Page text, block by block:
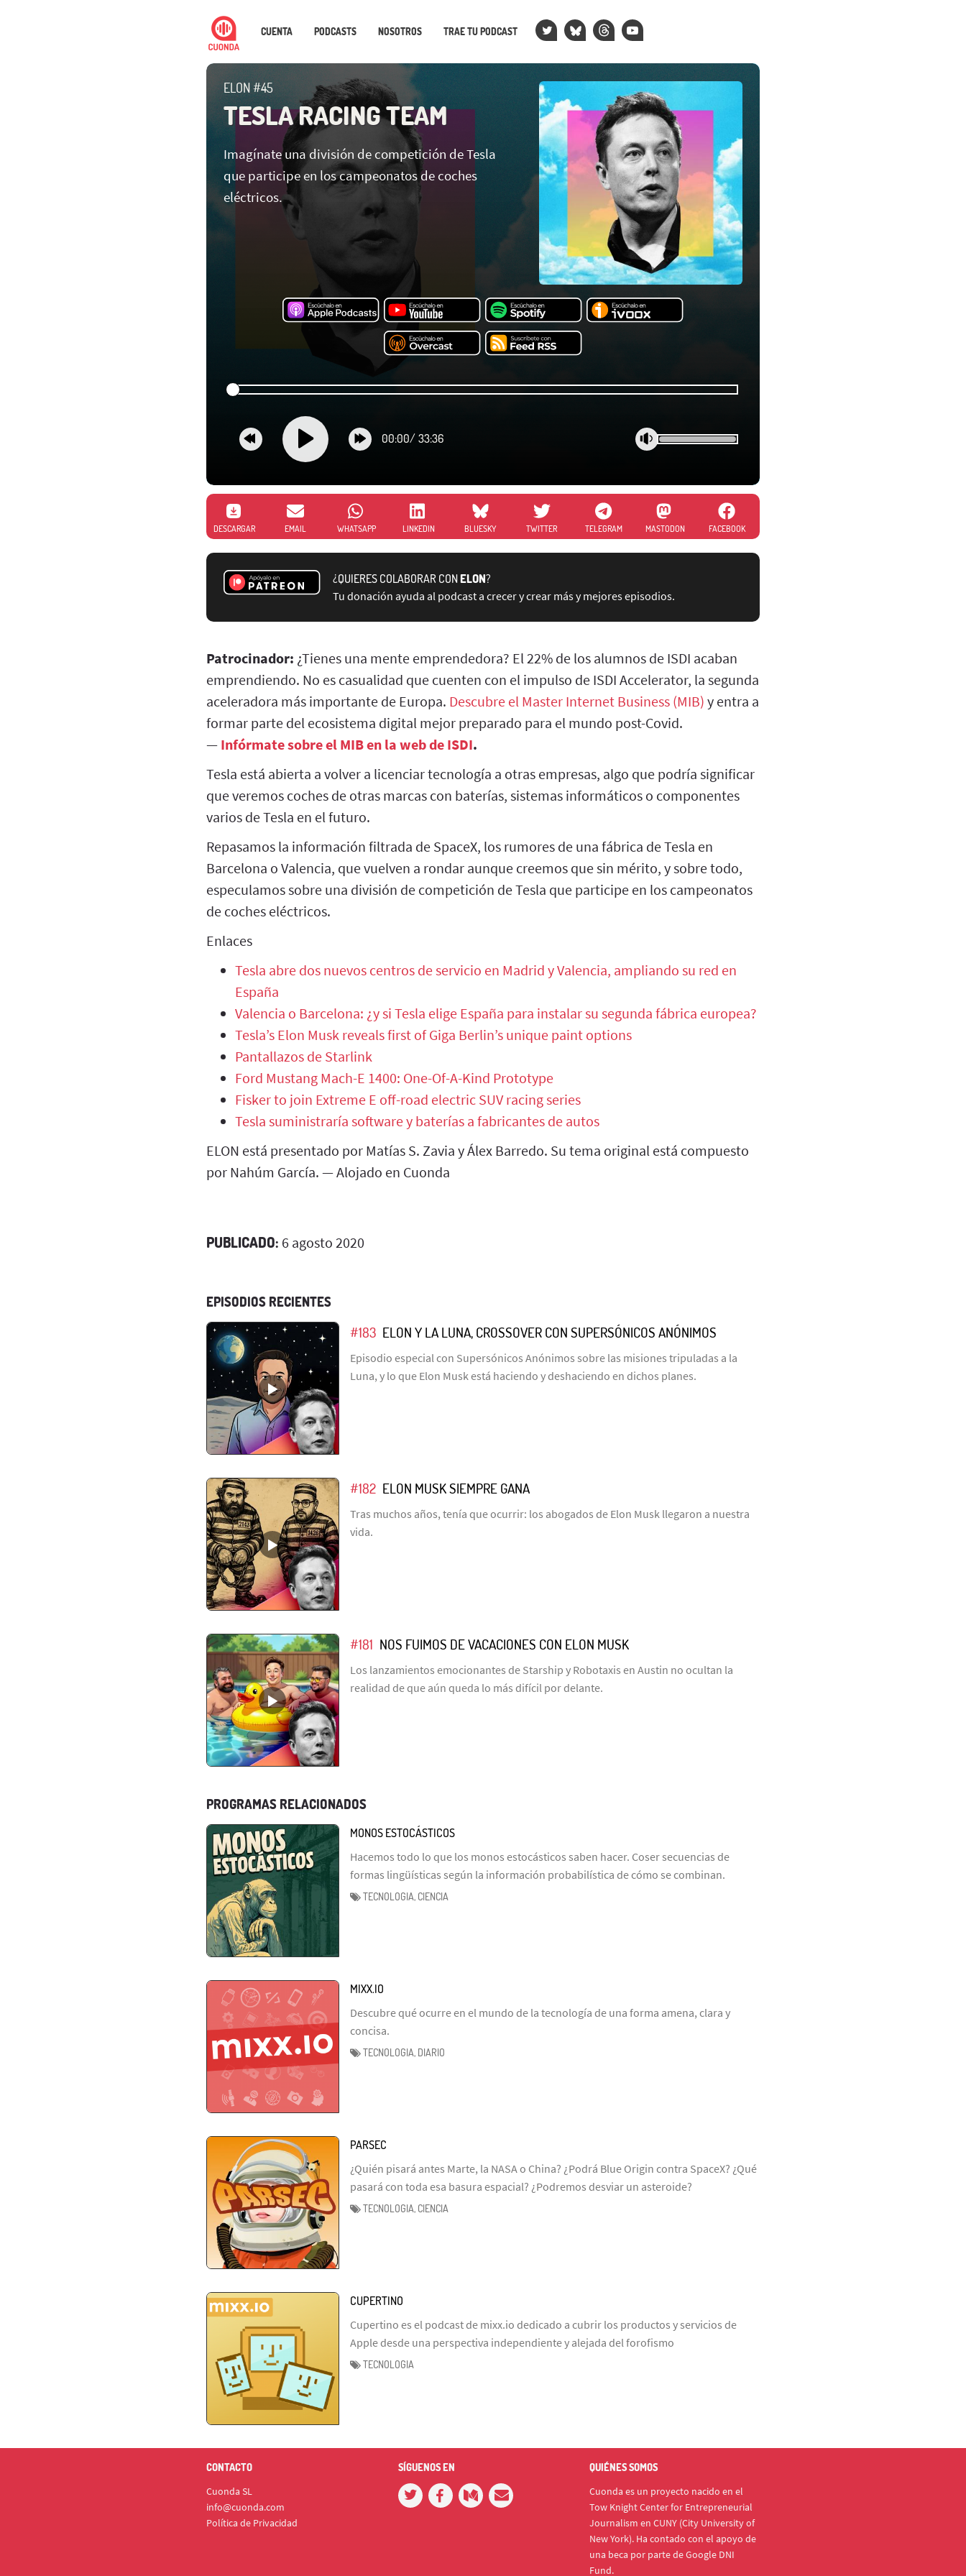
CUENTA PODCASTS NOSOTROS TRAE TU PODCAST
ELON #45
TESLA RACING TEAM
Imagínate una división de competición de Tesla
que participe en los campeonatos de coches
eléctricos.
00:00/ 33:36
DESCARGAR EMAIL WHATSAPP LINKEDIN BLUESKY TWITTER TELEGRAM MASTODON FACEBOOK
¿QUIERES COLABORAR CONELON?
Tu donación ayuda al podcast a crecer y crear más y mejores episodios.
Patrocinador: ¿Tienes una mente emprendedora? El 22% de los alumnos de ISDI acaban
emprendiendo. No es casualidad que cuenten con el impulso de ISDI Accelerator, la segunda
aceleradora más importante de Europa. Descubre el Master Internet Business (MIB) y entra a
formar parte del ecosistema digital mejor preparado para el mundo post-Covid.
— Infórmate sobre el MIB en la web de ISDI.
Tesla está abierta a volver a licenciar tecnología a otras empresas, algo que podría significar
que veremos coches de otras marcas con baterías, sistemas informáticos o componentes
varios de Tesla en el futuro.
Repasamos la información filtrada de SpaceX, los rumores de una fábrica de Tesla en
Barcelona o Valencia, que vuelven a rondar aunque creemos que sin mérito, y sobre todo,
especulamos sobre una división de competición de Tesla que participe en los campeonatos
de coches eléctricos.
Enlaces
Tesla abre dos nuevos centros de servicio en Madrid y Valencia, ampliando su red en
España
Valencia o Barcelona: ¿y si Tesla elige España para instalar su segunda fábrica europea?
Tesla’s Elon Musk reveals first of Giga Berlin’s unique paint options
Pantallazos de Starlink
Ford Mustang Mach-E 1400: One-Of-A-Kind Prototype
Fisker to join Extreme E off-road electric SUV racing series
Tesla suministraría software y baterías a fabricantes de autos
ELON está presentado por Matías S. Zavia y Álex Barredo. Su tema original está compuesto
por Nahúm García. — Alojado en Cuonda
PUBLICADO: 6 agosto 2020
EPISODIOS RECIENTES
#183 ELON Y LA LUNA, CROSSOVER CON SUPERSÓNICOS ANÓNIMOS
Episodio especial con Supersónicos Anónimos sobre las misiones tripuladas a la
Luna, y lo que Elon Musk está haciendo y deshaciendo en dichos planes.
#182 ELON MUSK SIEMPRE GANA
Tras muchos años, tenía que ocurrir: los abogados de Elon Musk llegaron a nuestra
vida.
#181 NOS FUIMOS DE VACACIONES CON ELON MUSK
Los lanzamientos emocionantes de Starship y Robotaxis en Austin no ocultan la
realidad de que aún queda lo más difícil por delante.
PROGRAMAS RELACIONADOS
MONOS ESTOCÁSTICOS
Hacemos todo lo que los monos estocásticos saben hacer. Coser secuencias de
formas lingüísticas según la información probabilística de cómo se combinan.
TECNOLOGIA, CIENCIA
MIXX.IO
Descubre qué ocurre en el mundo de la tecnología de una forma amena, clara y
concisa.
TECNOLOGIA, DIARIO
PARSEC
¿Quién pisará antes Marte, la NASA o China? ¿Podrá Blue Origin contra SpaceX? ¿Qué
pasará con toda esa basura espacial? ¿Podremos desviar un asteroide?
TECNOLOGIA, CIENCIA
CUPERTINO
Cupertino es el podcast de mixx.io dedicado a cubrir los productos y servicios de
Apple desde una perspectiva independiente y alejada del forofismo
TECNOLOGIA
CONTACTO
Cuonda SL
info@cuonda.com
Política de Privacidad
SÍGUENOS EN QUIÉNES SOMOS
Cuonda es un proyecto nacido en el
Tow Knight Center for Entrepreneurial
Journalism en CUNY (City University of
New York). Ha contado con el apoyo de
una beca por parte de Google DNI
Fund.